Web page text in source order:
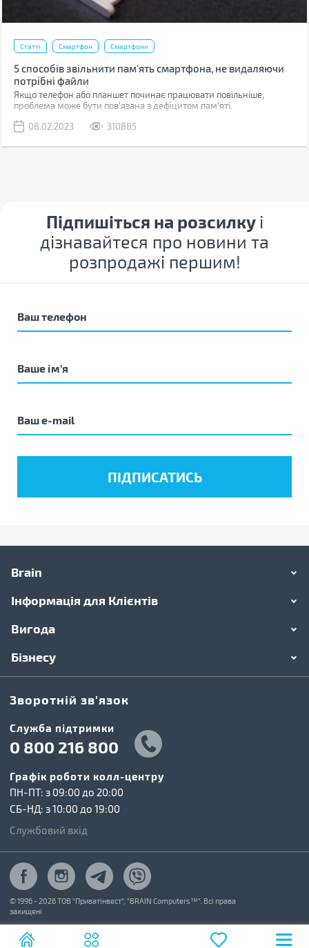
Статті Смартфон Смартфони
5 способів звільнити пам’ять смартфона, не видаляючи
потрібні файли
Якщо телефон або планшет починає працювати повільніше,
проблема може бути пов'язана з дефіцитом пам'яті.
08.02.2023
310885
Підпишіться на розсилку і
дізнавайтеся про новини та
розпродажі першим!
Brain
Інформація для Клієнтів
Вигода
Бізнесу
Зворотній зв'язок
Cлужба підтримки
0 800 216 800
Графік роботи колл-центру
ПН-ПТ: з 09:00 до 20:00
СБ-НД: з 10:00 до 19:00
Службовий вхід
© 1996 - 2026 ТОВ "Приватінвест", "BRAIN Computers™". Всі права
захищені